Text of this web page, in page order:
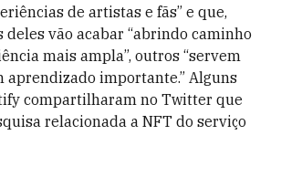
de artistas e fãs” e que,
deles vão acabar “abrindo caminho
mais ampla”, outros “servem
aprendizado importante.” Alguns
compartilharam no Twitter que
relacionada a NFT do serviço